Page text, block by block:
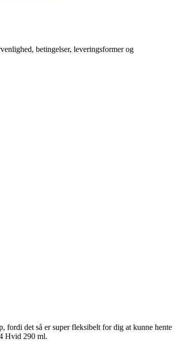
betingelser, leveringsformer og
fordi det så er super fleksibelt for dig at kunne hente
Hvid 290 ml.